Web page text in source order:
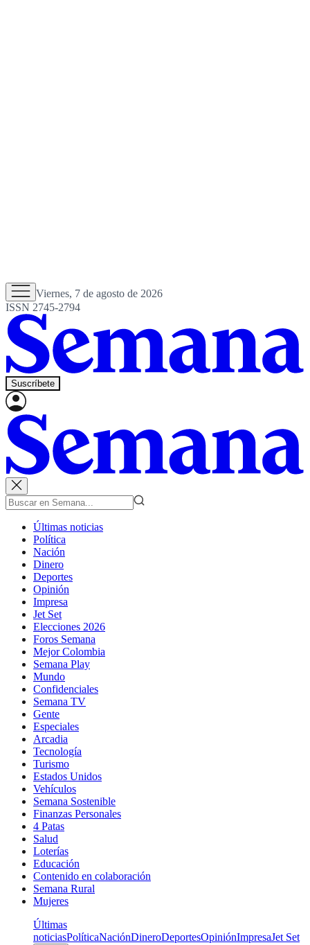
Viernes, 7 de agosto de 2026
ISSN 2745-2794
Suscríbete
Últimas noticias
Política
Nación
Dinero
Deportes
Opinión
Impresa
Jet Set
Elecciones 2026
Foros Semana
Mejor Colombia
Semana Play
Mundo
Confidenciales
Semana TV
Gente
Especiales
Arcadia
Tecnología
Turismo
Estados Unidos
Vehículos
Semana Sostenible
Finanzas Personales
4 Patas
Salud
Loterías
Educación
Contenido en colaboración
Semana Rural
Mujeres
Últimas
noticiasPolíticaNaciónDineroDeportesOpiniónImpresaJet Set